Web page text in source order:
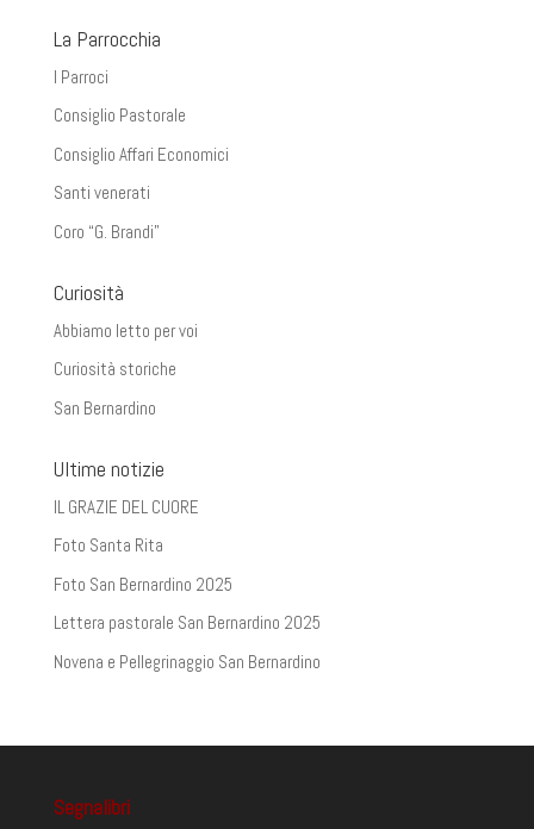
La Parrocchia
I Parroci
Consiglio Pastorale
Consiglio Affari Economici
Santi venerati
Coro “G. Brandi”
Curiosità
Abbiamo letto per voi
Curiosità storiche
San Bernardino
Ultime notizie
IL GRAZIE DEL CUORE
Foto Santa Rita
Foto San Bernardino 2025
Lettera pastorale San Bernardino 2025
Novena e Pellegrinaggio San Bernardino
Segnalibri